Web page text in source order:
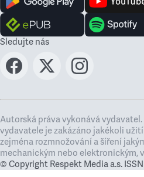
Sledujte nás
Autorská práva vykonává
vydavatele je zakázáno jakékoli
zejména rozmnožování a šíření
mechanickým nebo elektronickým,
© Copyright Respekt Media a.s. ISSN